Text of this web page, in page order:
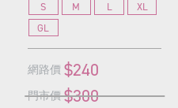
S M L
XL
GL
網路價 $240
門市價 $300